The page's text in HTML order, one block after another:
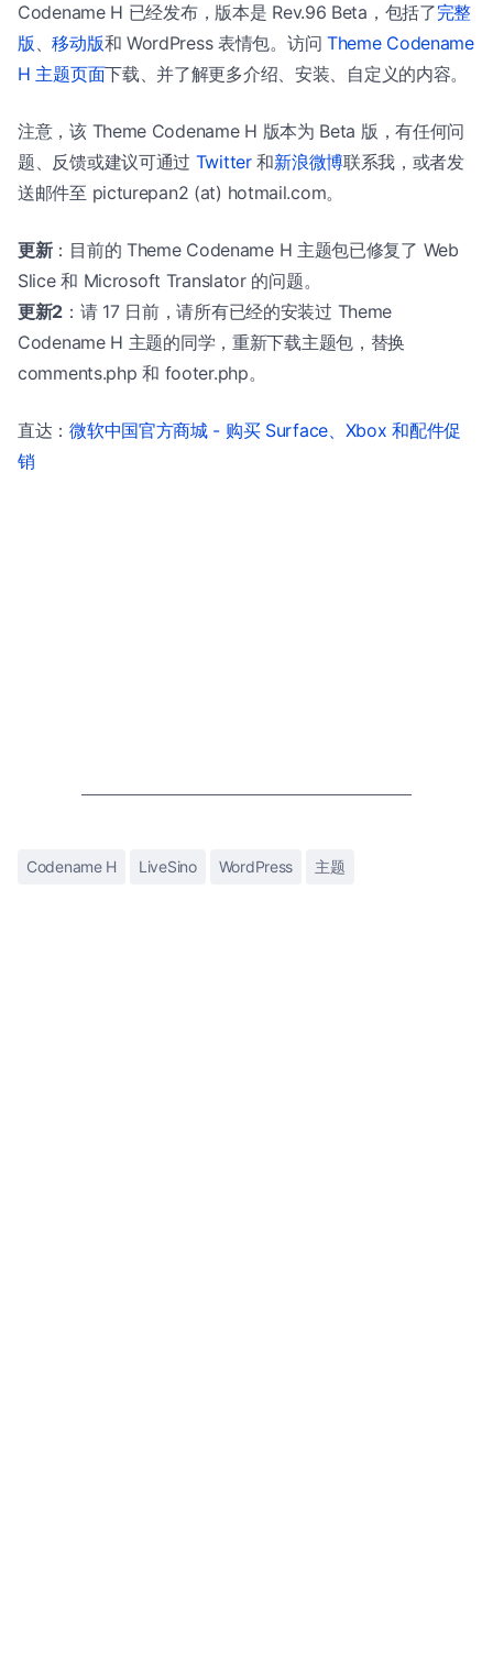
Codename H 已经发布，版本是 Rev.96 Beta，包括了完整
版 、移动版和 WordPress 表情包。访问 Theme Codename
H 主题页面下载、并了解更多介绍、安装、自定义的内容。
注意，该 Theme Codename H 版本为 Beta 版，有任何问
题、反馈或建议可通过 Twitter和新浪微博联系我，或者发
送邮件至 picturepan2 (at) hotmail.com。
更新：目前的 Theme Codename H 主题包已修复了 Web
Slice 和 Microsoft Translator 的问题。
更新2 ：请 17 日前，请所有已经的安装过 Theme
Codename H 主题的同学，重新下载主题包，替换
comments.php 和 footer.php。
直达：微软中国官方商城 - 购买 Surface、Xbox 和配件促
销
Codename H LiveSino WordPress 主题